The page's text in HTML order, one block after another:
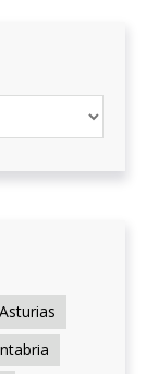
Asturias